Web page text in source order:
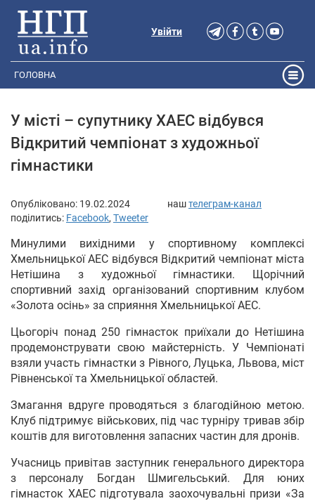
Увійти
ГОЛОВНА
У місті – супутнику ХАЕС відбувся
Відкритий чемпіонат з художньої
гімнастики
Опубліковано: 19.02.2024 наштелеграм-канал
поділитись: Facebook, Tweeter
Минулими вихідними у спортивному комплексі
Хмельницької АЕС відбувся Відкритий чемпіонат міста
Нетішина з художньої гімнастики. Щорічний
спортивний захід організований спортивним клубом
«Золота осінь» за сприяння Хмельницької АЕС.
Цьогоріч понад 250 гімнасток приїхали до Нетішина
продемонструвати свою майстерність. У Чемпіонаті
взяли участь гімнастки з Рівного, Луцька, Львова, міст
Рівненської та Хмельницької областей.
Змагання вдруге проводяться з благодійною метою.
Клуб підтримує військових, під час турніру тривав збір
коштів для виготовлення запасних частин для дронів.
Учасниць привітав заступник генерального директора
з персоналу Богдан Шмигельський. Для юних
гімнасток ХАЕС підготувала заохочувальні призи «За